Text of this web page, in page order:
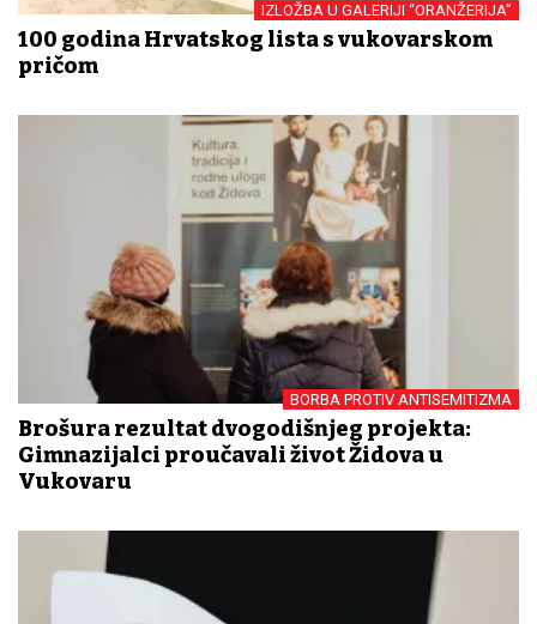
IZLOŽBA U GALERIJI “ORANŽERIJA”
100 godina Hrvatskog lista s vukovarskom
pričom
BORBA PROTIV ANTISEMITIZMA
Brošura rezultat dvogodišnjeg projekta:
Gimnazijalci proučavali život Židova u
Vukovaru